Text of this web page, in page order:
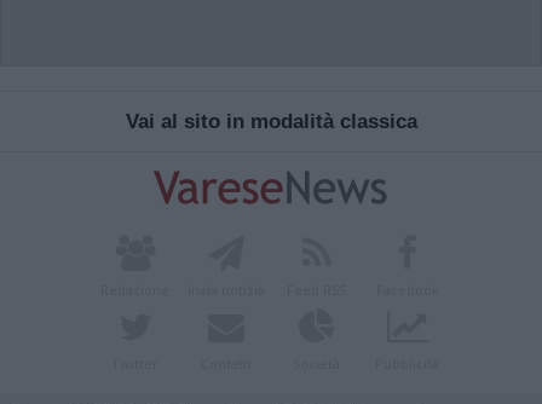
Vai al sito in modalità classica